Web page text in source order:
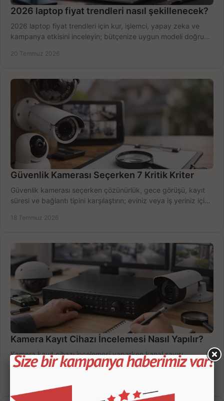
2026 laptop fiyat trendleri nasıl şekillenecek?
2026 laptop fiyat trendleri için kur, işlemci, yapay zeka ve
kampanya etkisini inceleyin; bütçenize uygun modeli doğru
20 Temmuz 2026
Güvenlik Kamerası Seçerken 7 Kritik Kriter
Güvenlik kamerası seçerken çözünürlük, gece görüşü, kayıt
süresi ve bağlantı tipini karşılaştırın; eviniz veya iş yeriniz için
18 Temmuz 2026
Kamera Kayıt Cihazı İncelemesi Nasıl Yapılır?
Kamera kayıt cihazı incelemesi yaparken kanal sayısı,
çözünürlük, disk kapasitesi ve uzaktan erişimi birlikte